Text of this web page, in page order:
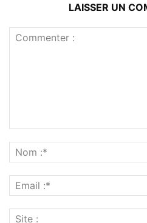
LAISSER UN